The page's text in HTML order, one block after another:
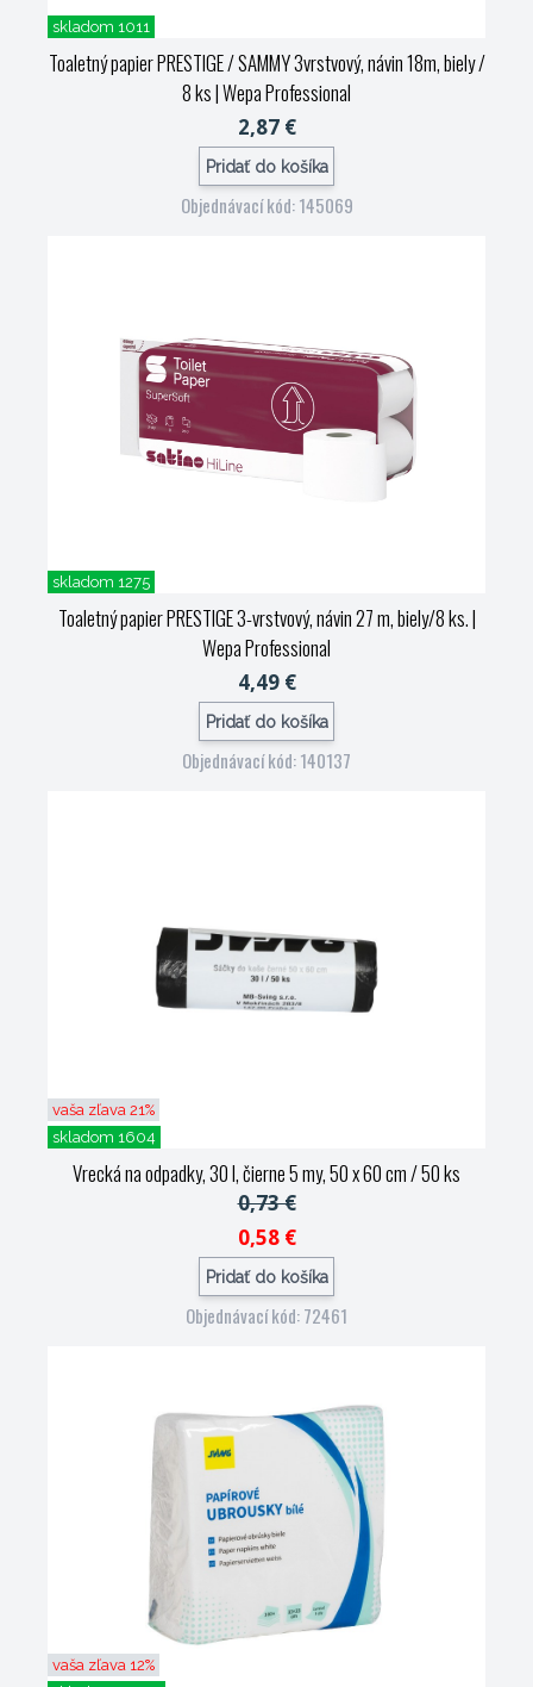
skladom 1011
Toaletný papier PRESTIGE / SAMMY 3vrstvový, návin 18m, biely /
8 ks| Wepa Professional
2,87 €
Pridať do košíka
Objednávací kód: 145069
skladom 1275
Toaletný papier PRESTIGE 3-vrstvový, návin 27 m, biely/8 ks.|
Wepa Professional
4,49 €
Pridať do košíka
Objednávací kód: 140137
vaša zľava 21%
skladom 1604
Vrecká na odpadky, 30 l, čierne 5 my, 50 x 60 cm / 50 ks
0,73 €
0,58 €
Pridať do košíka
Objednávací kód: 72461
vaša zľava 12%